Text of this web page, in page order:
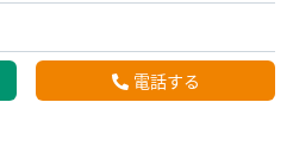
電話する